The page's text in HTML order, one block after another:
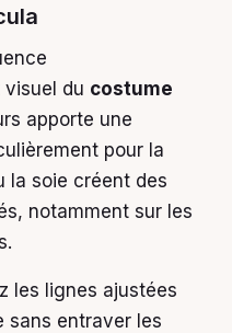
visuel du costume
apporte une
pour la
la soie créent des
notamment sur les
les lignes ajustées
sans entraver les